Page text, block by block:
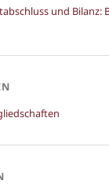
und Bilanz: